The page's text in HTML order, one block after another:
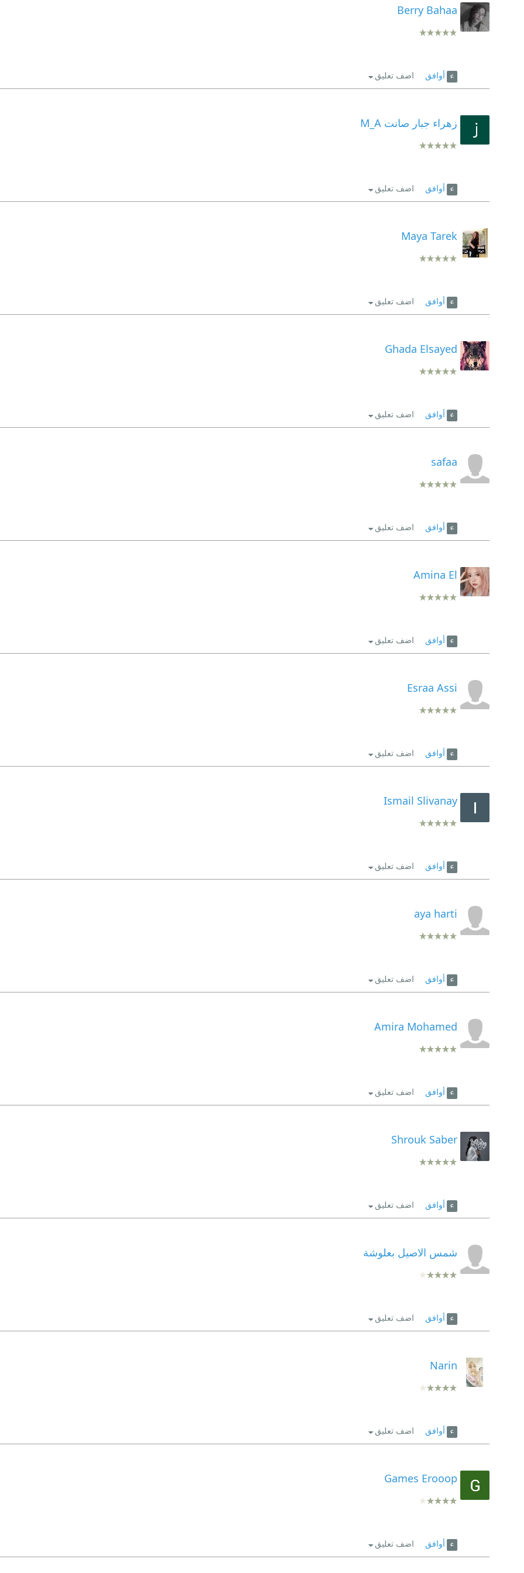
Berry Bahaa
أوافق اضف تعليق
زهراء جبار صانت M_A
أوافق اضف تعليق
Maya Tarek
أوافق اضف تعليق
Ghada Elsayed
أوافق اضف تعليق
safaa
أوافق اضف تعليق
Amina El
أوافق اضف تعليق
Esraa Assi
أوافق اضف تعليق
Ismail Slivanay
أوافق اضف تعليق
aya harti
أوافق اضف تعليق
Amira Mohamed
أوافق اضف تعليق
Shrouk Saber
أوافق اضف تعليق
شمس الاصيل بعلوشة
أوافق اضف تعليق
Narin
أوافق اضف تعليق
Games Erooop
أوافق اضف تعليق